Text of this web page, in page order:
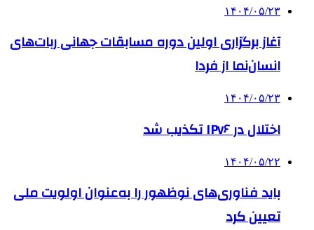
۱۴۰۴/۰۵/۲۳
آغاز برگزاری اولین دوره مسابقات جهانی ربات‌های
انسان‌نما از فردا
۱۴۰۴/۰۵/۲۳
اختلال در IPv۶ تکذیب شد
۱۴۰۴/۰۵/۲۲
باید فناوری‌های نوظهور را به‌عنوان اولویت ملی
تعیین کرد